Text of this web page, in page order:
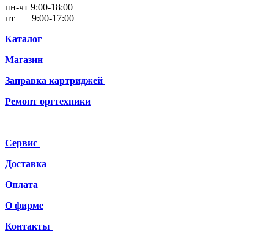
пн-чт 9:00-18:00
пт 9:00-17:00
Каталог
Магазин
Заправка картриджей
Ремонт оргтехники
Сервис
Доставка
Оплата
О фирме
Контакты